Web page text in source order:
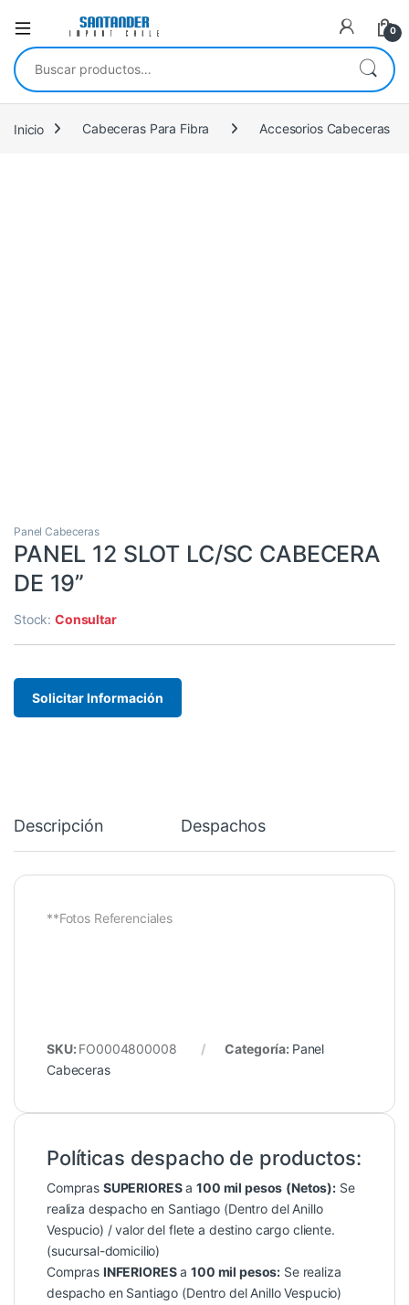
0
Buscar por:
Inicio Cabeceras Para Fibra Accesorios Cabeceras
Panel Cabeceras
PANEL 12 SLOT LC/SC CABECERA
DE 19”
Stock:Consultar
Solicitar Información
Descripción Despachos
**Fotos Referenciales
SKU: FO0004800008 Categoría: Panel
Cabeceras
Políticas despacho de productos:
Compras SUPERIORESa100 mil pesos (Netos): Se
realiza despacho en Santiago (Dentro del Anillo
Vespucio) / valor del flete a destino cargo cliente.
(sucursal-domicilio)
Compras INFERIORESa100 mil pesos: Se realiza
despacho en Santiago (Dentro del Anillo Vespucio)